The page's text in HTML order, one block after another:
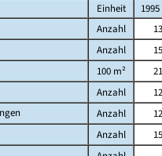
Einheit 1995
Anzahl 13
Anzahl 15
100 m² 21
Anzahl 12
Anzahl 12
Anzahl 15